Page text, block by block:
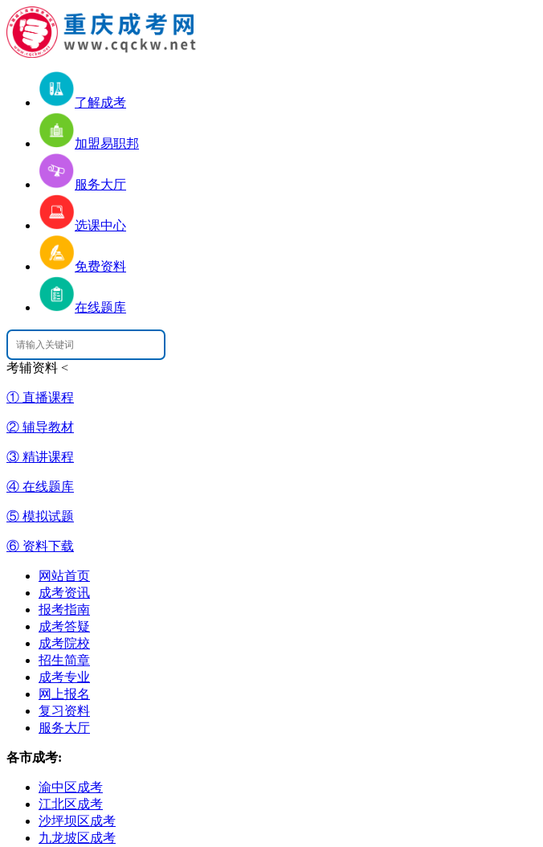
了解成考
加盟易职邦
服务大厅
选课中心
免费资料
在线题库
考辅资料 <
① 直播课程
② 辅导教材
③ 精讲课程
④ 在线题库
⑤ 模拟试题
⑥ 资料下载
网站首页
成考资讯
报考指南
成考答疑
成考院校
招生简章
成考专业
网上报名
复习资料
服务大厅
各市成考:
渝中区成考
江北区成考
沙坪坝区成考
九龙坡区成考